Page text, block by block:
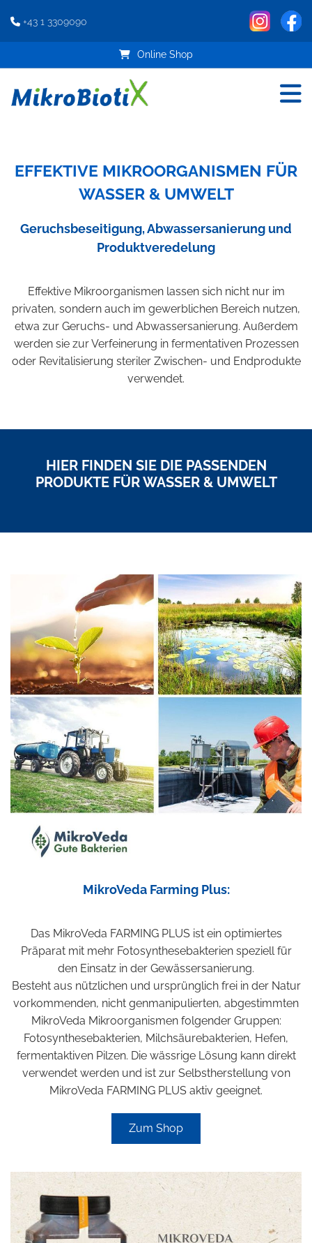
 +43 1 3309090
Online Shop
EFFEKTIVE MIKROORGANISMEN FÜR
WASSER & UMWELT
Geruchsbeseitigung, Abwassersanierung und
Produktveredelung
Effektive Mikroorganismen lassen sich nicht nur im
privaten, sondern auch im gewerblichen Bereich nutzen,
etwa zur Geruchs- und Abwassersanierung. Außerdem
werden sie zur Verfeinerung in fermentativen Prozessen
oder Revitalisierung steriler Zwischen- und Endprodukte
verwendet.
HIER FINDEN SIE DIE PASSENDEN
PRODUKTE FÜR WASSER & UMWELT
MikroVeda Farming Plus:
Das MikroVeda FARMING PLUS ist ein optimiertes
Präparat mit mehr Fotosynthesebakterien speziell für
den Einsatz in der Gewässersanierung.
Besteht aus nützlichen und ursprünglich frei in der Natur
vorkommenden, nicht genmanipulierten, abgestimmten
MikroVeda Mikroorganismen folgender Gruppen:
Fotosynthesebakterien, Milchsäurebakterien, Hefen,
fermentaktiven Pilzen. Die wässrige Lösung kann direkt
verwendet werden und ist zur Selbstherstellung von
MikroVeda FARMING PLUS aktiv geeignet.
Zum Shop